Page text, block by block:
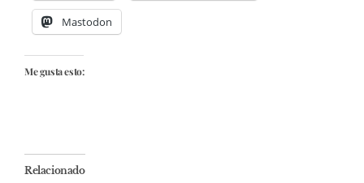
Mastodon
Me gusta esto:
Relacionado